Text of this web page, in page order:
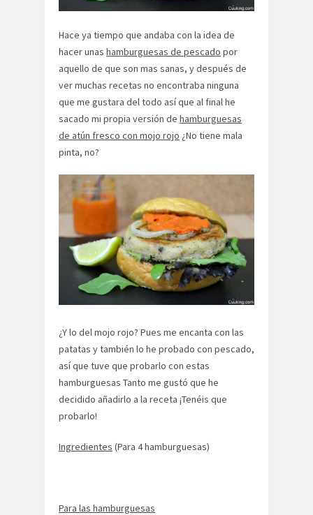
Hace ya tiempo que andaba con la idea de
hacer unas hamburguesas de pescado por
aquello de que son mas sanas, y después de
ver muchas recetas no encontraba ninguna
que me gustara del todo así que al final he
sacado mi propia versión de hamburguesas
de atún fresco con mojo rojo ¿No tiene mala
pinta, no?
¿Y lo del mojo rojo? Pues me encanta con las
patatas y también lo he probado con pescado,
así que tuve que probarlo con estas
hamburguesas Tanto me gustó que he
decidido añadirlo a la receta ¡Tenéis que
probarlo!
Ingredientes (Para 4 hamburguesas)
Para las hamburguesas